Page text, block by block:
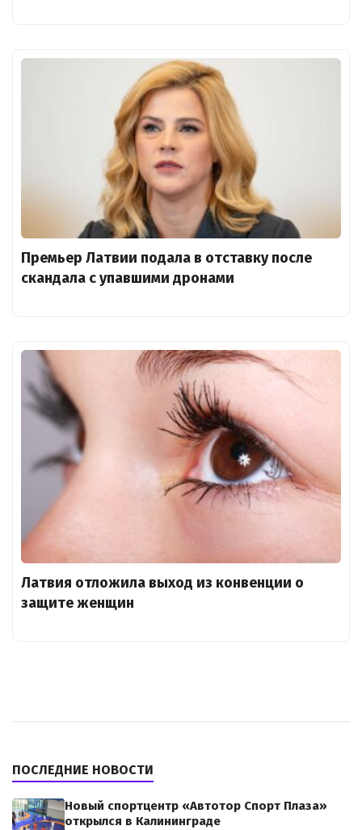
Премьер Латвии подала в отставку после
скандала с упавшими дронами
Латвия отложила выход из конвенции о
защите женщин
ПОСЛЕДНИЕ НОВОСТИ
Новый спортцентр «Автотор Спорт Плаза»
открылся в Калининграде